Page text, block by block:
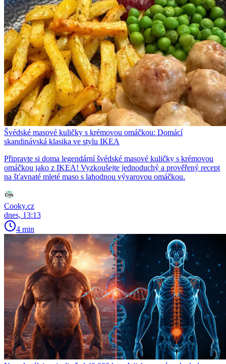
Švédské masové kuličky s krémovou omáčkou: Domácí
skandinávská klasika ve stylu IKEA
Připravte si doma legendární švédské masové kuličky s krémovou
omáčkou jako z IKEA! Vyzkoušejte jednoduchý a prověřený recept
na šťavnaté mleté maso s lahodnou vývarovou omáčkou.
Cooky.cz
dnes, 13:13
4 min